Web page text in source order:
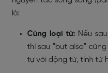
là:
Cùng loại từ: Nếu
thì sau "but also"
tự với động từ, tính từ